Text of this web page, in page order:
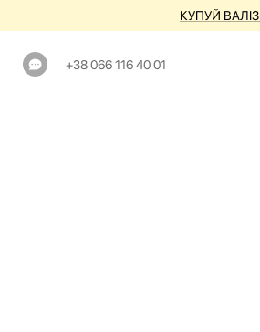
КУПУЙ
+38 066 116 40 01